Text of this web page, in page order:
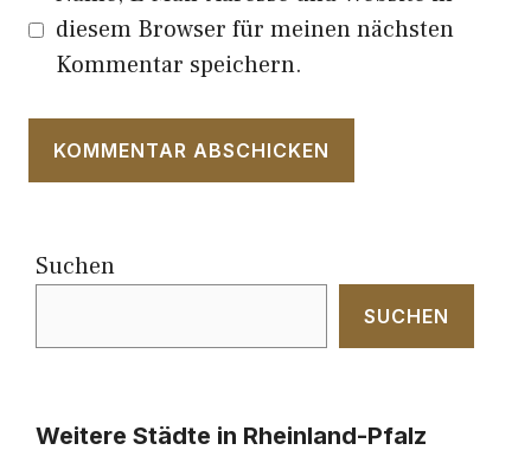
diesem Browser für meinen nächsten
Kommentar speichern.
Suchen
SUCHEN
Weitere Städte in Rheinland-Pfalz